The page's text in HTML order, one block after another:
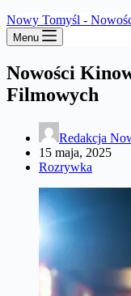
Nowy Tomyśl -
Menu
Nowości
Filmowych
Redakcja
15 maja, 2025
Rozrywka